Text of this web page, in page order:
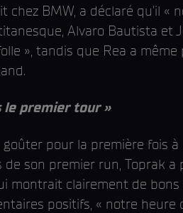
BMW, a déclaré qu'il «
Alvaro Bautista et
», tandis que Rea a même
le premier tour »
pour la première fois à
son premier run, Toprak a
montrait clairement de bons
positifs, « notre heure